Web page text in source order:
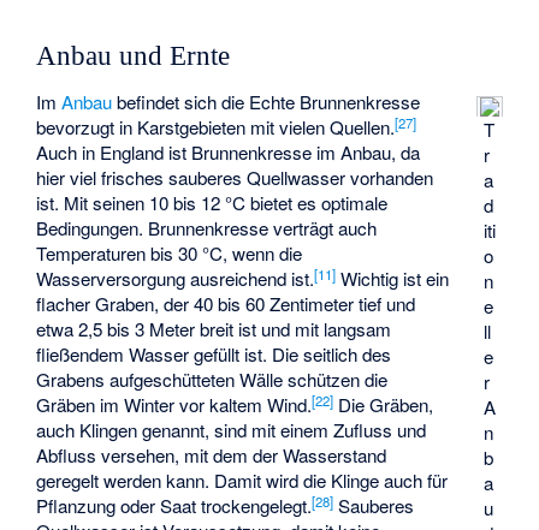
Anbau und Ernte
T
r
a
d
iti
o
n
e
ll
e
r
A
n
b
a
u
ImAnbaubefindet sich die Echte Brunnenkresse
bevorzugt in Karstgebieten mit vielen Quellen.[27]
Auch in England ist Brunnenkresse im Anbau, da
hier viel frisches sauberes Quellwasser vorhanden
ist. Mit seinen 10 bis 12 °C bietet es optimale
Bedingungen. Brunnenkresse verträgt auch
Temperaturen bis 30 °C, wenn die
Wasserversorgung ausreichend ist.[11] Wichtig ist ein
flacher Graben, der 40 bis 60 Zentimeter tief und
etwa 2,5 bis 3 Meter breit ist und mit langsam
fließendem Wasser gefüllt ist. Die seitlich des
Grabens aufgeschütteten Wälle schützen die
Gräben im Winter vor kaltem Wind.[22] Die Gräben,
auch Klingen genannt, sind mit einem Zufluss und
Abfluss versehen, mit dem der Wasserstand
geregelt werden kann. Damit wird die Klinge auch für
Pflanzung oder Saat trockengelegt.[28] Sauberes